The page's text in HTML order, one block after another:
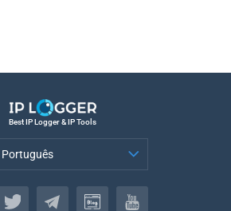
Best IP Logger & IP Tools
Português
Português